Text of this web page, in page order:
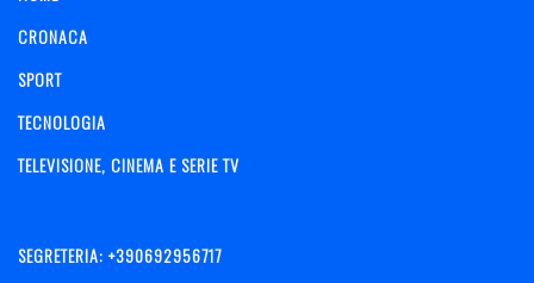
CRONACA
SPORT
TECNOLOGIA
TELEVISIONE, CINEMA E SERIE TV
SEGRETERIA: +390692956717